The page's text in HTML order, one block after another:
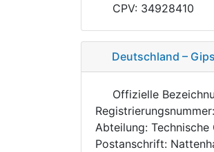
CPV: 34928410
Deutschland –
Offizielle
Abteilung:
Postanschrift: